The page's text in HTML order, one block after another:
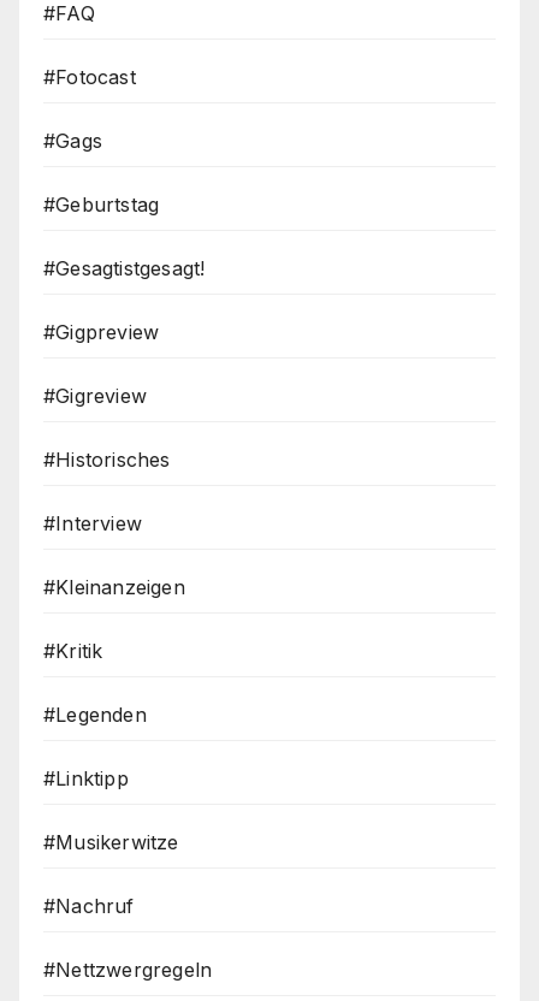
#FAQ
#Fotocast
#Gags
#Geburtstag
#Gesagtistgesagt!
#Gigpreview
#Gigreview
#Historisches
#Interview
#Kleinanzeigen
#Kritik
#Legenden
#Linktipp
#Musikerwitze
#Nachruf
#Nettzwergregeln